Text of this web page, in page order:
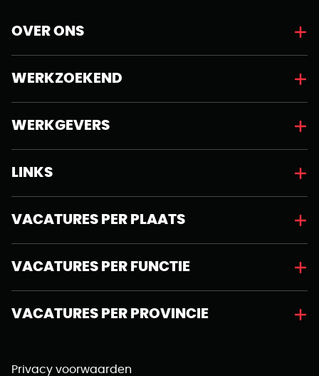
OVER ONS
WERKZOEKEND
WERKGEVERS
LINKS
VACATURES PER PLAATS
VACATURES PER FUNCTIE
VACATURES PER PROVINCIE
Privacy voorwaarden